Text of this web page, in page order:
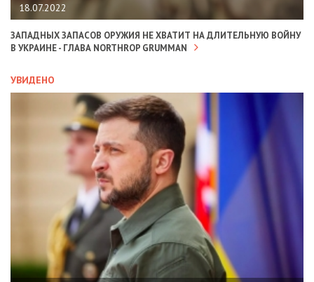
18.07.2022
ЗАПАДНЫХ ЗАПАСОВ ОРУЖИЯ НЕ ХВАТИТ НА ДЛИТЕЛЬНУЮ ВОЙНУ
В УКРАИНЕ - ГЛАВА NORTHROP GRUMMAN
УВИДЕНО